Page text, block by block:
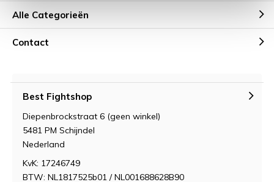
Alle Categorieën
Contact
Best Fightshop
Diepenbrockstraat 6 (geen winkel)
5481 PM Schijndel
Nederland
KvK: 17246749
BTW: NL1817525b01 / NL001688628B90